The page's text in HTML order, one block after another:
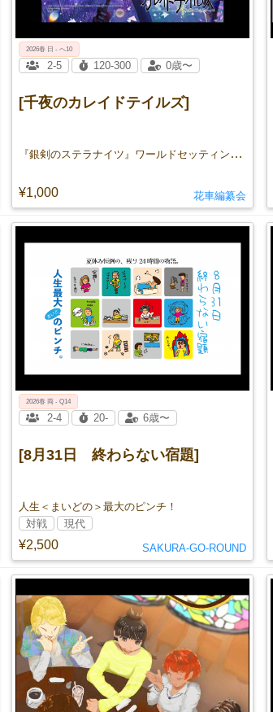
[千夜のカレイドテイルズ]
『銀剣のステラナイツ』ワールドセッティング&シナリオ集
¥1,000
2026春 日 - へ10
2-5 120-300 0歳〜
花車編纂会
[8月31日 終わらない宿題]
人生＜まいどの＞最大のピンチ！
¥2,500
2026春 両 - Q14
2-4 20- 6歳〜
対戦 現代
SAKURA-GO-ROUND